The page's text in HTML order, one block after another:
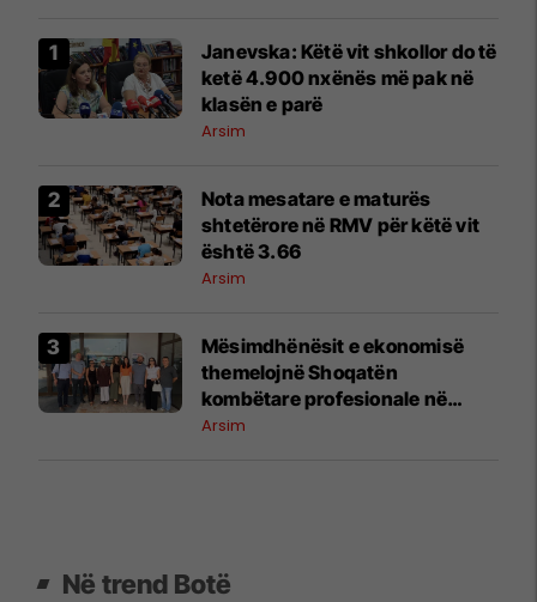
Janevska: Këtë vit shkollor do të
ketë 4.900 nxënës më pak në
klasën e parë
Arsim
Nota mesatare e maturës
shtetërore në RMV për këtë vit
është 3.66
Arsim
Mësimdhënësit e ekonomisë
themelojnë Shoqatën
kombëtare profesionale në
Maqedoninë e Veriut
Arsim
Në trend Botë